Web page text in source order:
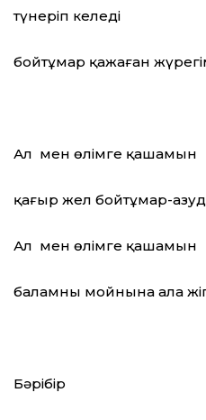
түнеріп келеді
бойтұмар қажаған
Ал мен өлімге қашамын
қаңғыр жел бойтұмар-
Ал мен өлімге қашамын
баламның мойнына ала
Бәрібір